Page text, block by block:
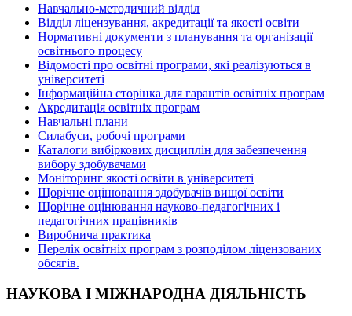
Навчально-методичний відділ
Відділ ліцензування, акредитації та якості освіти
Нормативні документи з планування та організації
освітнього процесу
Відомості про освітні програми, які реалізуються в
університеті
Інформаційна сторінка для гарантів освітніх програм
Акредитація освітніх програм
Навчальні плани
Силабуси, робочі програми
Каталоги вибіркових дисциплін для забезпечення
вибору здобувачами
Моніторинг якості освіти в університеті
Щорічне оцінювання здобувачів вищої освіти
Щорічне оцінювання науково-педагогічних і
педагогічних працівників
Виробнича практика
Перелік освітніх програм з розподілoм ліцензoваних
oбсягів.
НАУКОВА І МІЖНАРОДНА ДІЯЛЬНІСТЬ